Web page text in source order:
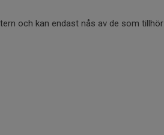
och kan endast nås av de som